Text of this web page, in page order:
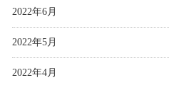
2022年6月
2022年5月
2022年4月